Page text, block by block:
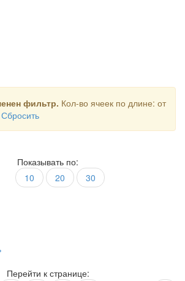
фильтр. Кол-во ячеек по длине: от
Сбросить
Показывать по:
10
20 30
Перейти к странице: